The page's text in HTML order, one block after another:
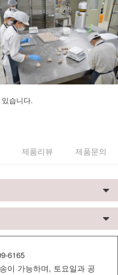
습니다.
제품리뷰 제품문의
6165
이 가능하며, 토요일과 공